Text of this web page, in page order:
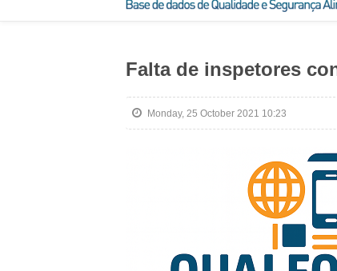
Falta de inspetores
Monday, 25 October 2021 10:23